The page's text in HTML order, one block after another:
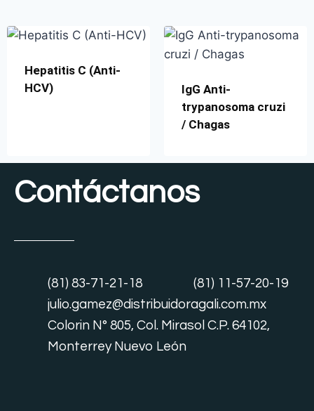
Hepatitis C (Anti-
HCV)
IgG Anti-
trypanosoma cruzi
/ Chagas
Contáctanos
(81) 83-71-21-18
(81) 11-57-20-19
julio.gamez@distribuidoragali.com.mx
Colorin N° 805, Col. Mirasol C.P. 64102,
Monterrey Nuevo León